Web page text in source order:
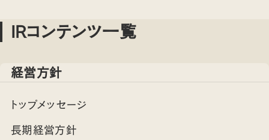
IRコンテンツ一覧
経営方針
トップメッセージ
長期経営方針